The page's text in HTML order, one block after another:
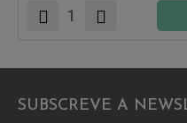
SUBSCREVE A